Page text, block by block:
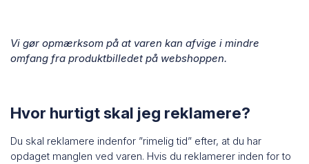
Vi gør opmærksom på at varen kan afvige i mindre
omfang fra produktbilledet på webshoppen.
Hvor hurtigt skal jeg reklamere?
Du skal reklamere indenfor ”rimelig tid” efter, at du har
opdaget manglen ved varen. Hvis du reklamerer inden for to